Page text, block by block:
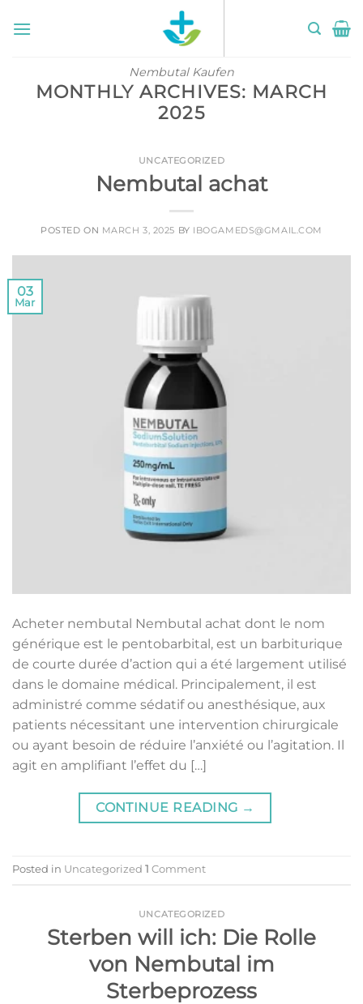
Nembutal Kaufen
MONTHLY ARCHIVES: MARCH
2025
UNCATEGORIZED
Nembutal achat
POSTED ON MARCH 3, 2025 BY IBOGAMEDS@GMAIL.COM
03
Mar
Acheter nembutal Nembutal achat​ dont le nom
générique est le pentobarbital, est un barbiturique
de courte durée d’action qui a été largement utilisé
dans le domaine médical. Principalement, il est
administré comme sédatif ou anesthésique, aux
patients nécessitant une intervention chirurgicale
ou ayant besoin de réduire l’anxiété ou l’agitation. Il
agit en amplifiant l’effet du […]
CONTINUE READING →
Posted in Uncategorized 1 Comment
UNCATEGORIZED
Sterben will ich: Die Rolle
von Nembutal im
Sterbeprozess